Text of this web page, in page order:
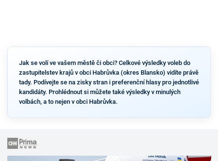
Jak se volí ve vašem městě či obci? Celkové výsledky voleb do
zastupitelstev krajů v obci Habrůvka (okres Blansko) vidíte právě
tady. Podívejte se na zisky stran i preferenční hlasy pro jednotlivé
kandidáty. Prohlédnout si můžete také výsledky v minulých
volbách, a to nejen v obci Habrůvka.